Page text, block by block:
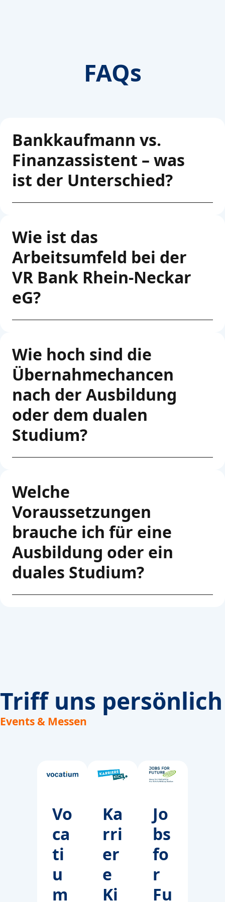
FAQs
Bankkaufmann vs.
Finanzassistent – was
ist der Unterschied?
Wie ist das
Arbeitsumfeld bei der
VR Bank Rhein-Neckar
eG?
Wie hoch sind die
Übernahmechancen
nach der Ausbildung
oder dem dualen
Studium?
Welche
Voraussetzungen
brauche ich für eine
Ausbildung oder ein
duales Studium?
Triff uns persönlich
Events & Messen
Vo
ca
ti
u
m
Ka
rri
er
e
Ki
Jo
bs
fo
r
Fu